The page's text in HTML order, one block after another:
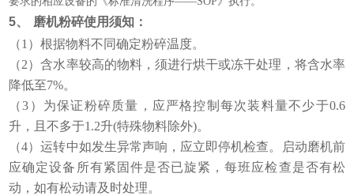
5、
磨机粉碎使用须知：
（1）根据物料不同确定粉碎温度。
（2）含水率较高的物料，须进行烘干或冻干处理，将含水率
降低至7%。
（3）为保证粉碎质量，应严格控制每次装料量不少于0.6
升，且不多于1.2升(特殊物料除外)。
（4）运转中如发生异常声响，应立即停机检查。启动磨机前
应确定设备所有紧固件是否已旋紧，每班应检查是否有松
动，如有松动请及时处理。